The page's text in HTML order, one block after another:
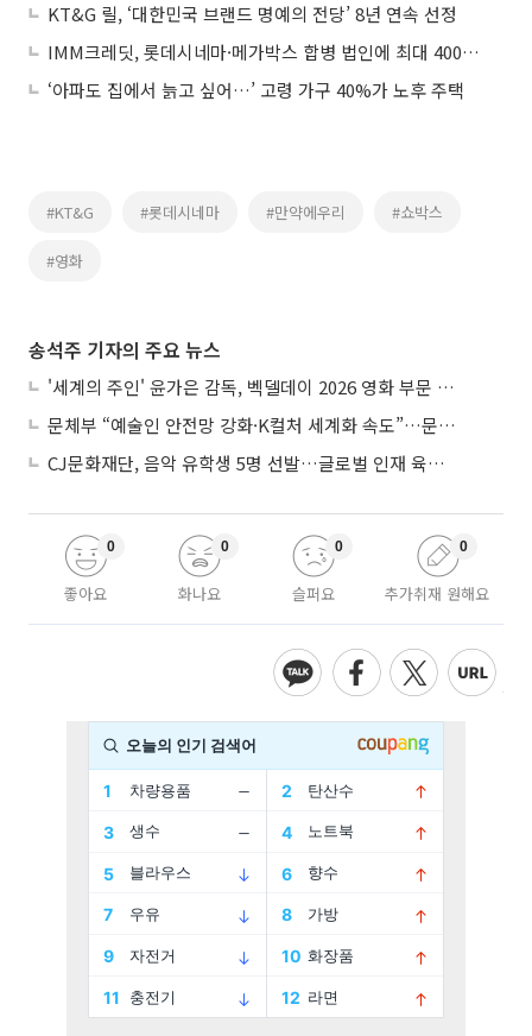
KT&G 릴, ‘대한민국 브랜드 명예의 전당’ 8년 연속 선정
IMM크레딧, 롯데시네마·메가박스 합병 법인에 최대 4000억 투자 검토
‘아파도 집에서 늙고 싶어…’ 고령 가구 40%가 노후 주택
#KT&G #롯데시네마 #만약에우리 #쇼박스
#영화
송석주 기자의 주요 뉴스
'세계의 주인' 윤가은 감독, 벡델데이 2026 영화 부문 벡델리안 감독 선정
문체부 “예술인 안전망 강화·K컬처 세계화 속도”…문화강국 청사진 제시
CJ문화재단, 음악 유학생 5명 선발…글로벌 인재 육성 지원
좋아요
0
화나요
0
슬퍼요
0
추가취재 원해요
0